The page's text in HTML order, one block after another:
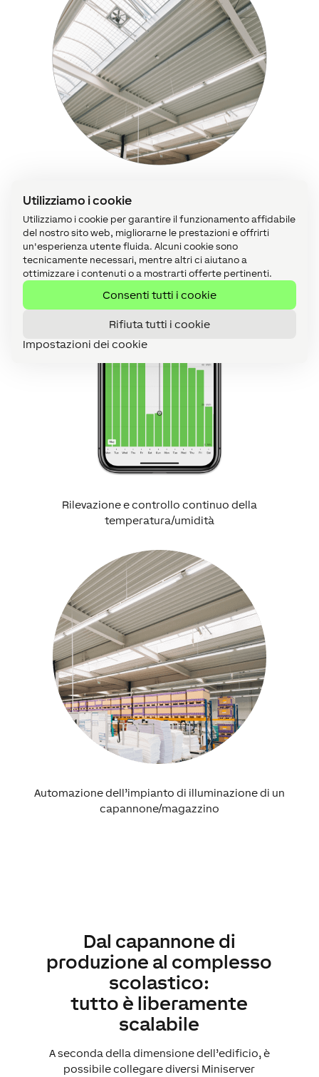
Utilizziamo i cookie
Utilizziamo i cookie per garantire il funzionamento affidabile
del nostro sito web, migliorarne le prestazioni e offrirti
un'esperienza utente fluida. Alcuni cookie sono
tecnicamente necessari, mentre altri ci aiutano a
ottimizzare i contenuti o a mostrarti offerte pertinenti.
Consenti tutti i cookie
Rifiuta tutti i cookie
Impostazioni dei cookie
Ventilazione automatizzata
Rilevazione e controllo continuo della
temperatura/umidità
Automazione dell’impianto di illuminazione di un
capannone/magazzino
Dal capannone di
produzione al complesso
scolastico:
tutto è liberamente
scalabile
A seconda della dimensione dell’edificio, è
possibile collegare diversi Miniserver